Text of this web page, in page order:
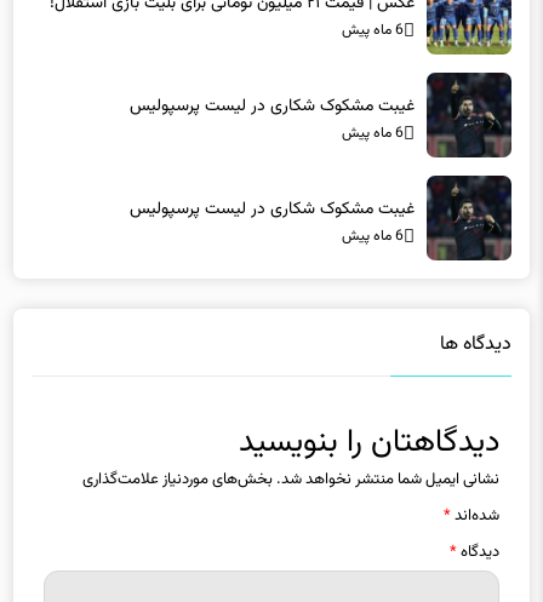
6 ماه پیش
غیبت مشکوک شکاری در لیست پرسپولیس
6 ماه پیش
غیبت مشکوک شکاری در لیست پرسپولیس
6 ماه پیش
دیدگاه ها
دیدگاهتان را بنویسید
نشانی ایمیل شما منتشر نخواهد شد. بخش‌های موردنیاز علامت‌گذاری
شده‌اند*
دیدگاه*